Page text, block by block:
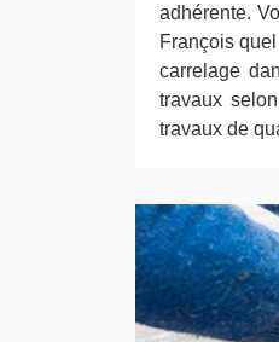
adhérente.
François
carrelage
travaux
travaux de